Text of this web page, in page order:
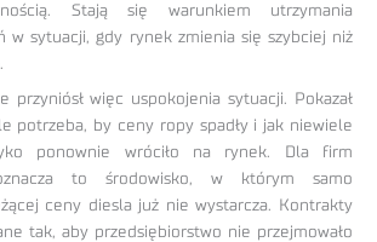
Stają się warunkiem utrzymania
w sytuacji, gdy rynek zmienia się szybciej niż
przyniósł więc uspokojenia sytuacji. Pokazał
potrzeba, by ceny ropy spadły i jak niewiele
ponownie wróciło na rynek. Dla firm
to środowisko, w którym samo
ceny diesla już nie wystarcza. Kontrakty
tak, aby przedsiębiorstwo nie przejmowało